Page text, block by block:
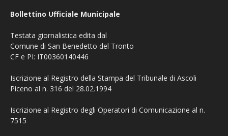
Bollettino Ufficiale Municipale
Testata giornalistica edita dal
Comune di San Benedetto del Tronto
CF e PI: IT00360140446
Iscrizione al Registro della Stampa del Tribunale di Ascoli
Piceno al n. 316 del 28.02.1994
Iscrizione al Registro degli Operatori di Comunicazione al n.
7515